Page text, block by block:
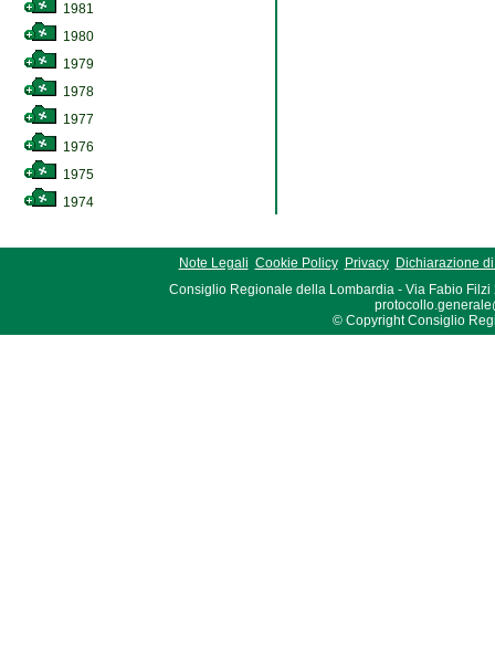
1981
1980
1979
1978
1977
1976
1975
1974
Note Legali Cookie Policy Privacy
Dichiarazione
Consiglio Regionale della Lombardia - Via Fabio Filzi
© Copyright Consiglio